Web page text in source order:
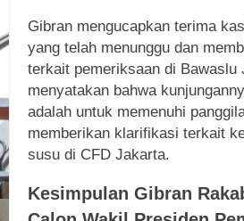
Gibran mengucapkan terima
yang telah menunggu dan
terkait pemeriksaan di Bawaslu
menyatakan bahwa
adalah untuk memenuhi
memberikan klarifikasi terkait
susu di CFD Jakarta.
Kesimpulan Gibran